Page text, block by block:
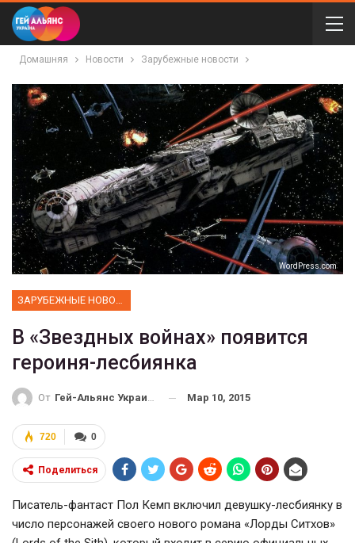
Домашняя Новости Зарубежные новости
WordPress.com
В «Звездных войнах» появится
героиня-лесбиянка
От Гей-Альянс Украина Мар 10, 2015
0
720
Поделиться
Писатель-фантаст Пол Кемп включил девушку-лесбиянку в
число персонажей своего нового романа «Лорды Ситхов»